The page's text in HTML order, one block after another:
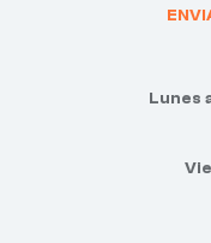
Lunes